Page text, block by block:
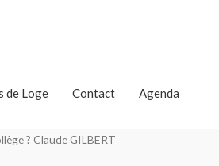
de Loge Contact Agenda
? Claude GILBERT